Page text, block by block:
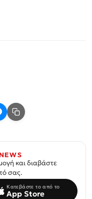
και διαβάστε
σας.
Κατεβάστε το από το
App Store